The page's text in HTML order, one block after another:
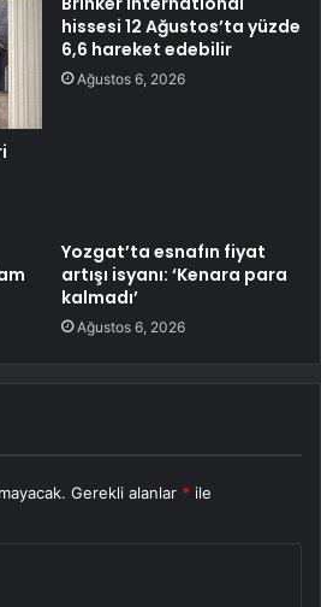
hissesi 12 Ağustos’ta yüzde
6,6 hareket edebilir
Ağustos 6, 2026
Yozgat’ta esnafın fiyat
artışı isyanı: ‘Kenara para
kalmadı’
Ağustos 6, 2026
Gerekli alanlar * ile